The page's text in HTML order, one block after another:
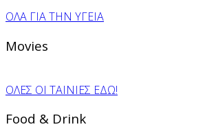
ΟΛΑ ΓΙΑ ΤΗΝ ΥΓΕΙΑ
Movies
ΟΛΕΣ ΟΙ ΤΑΙΝΙΕΣ ΕΔΩ!
Food & Drink